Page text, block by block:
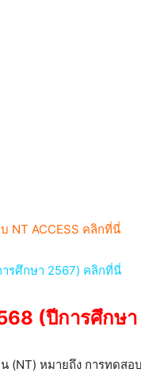
NT ACCESS คลิกที่นี่
รศึกษา 2567) คลิกที่นี่
(ปีการศึกษ
(NT) หมายถึง การทดส